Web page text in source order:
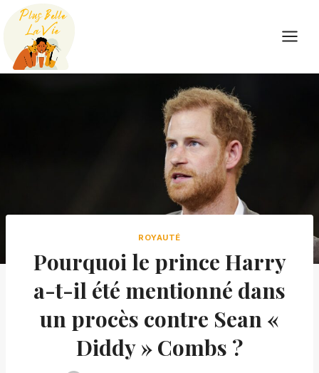
Skip
content
ROYAUTÉ
Pourquoi le prince Harry
a-t-il été mentionné dans
un procès contre Sean «
Diddy » Combs ?